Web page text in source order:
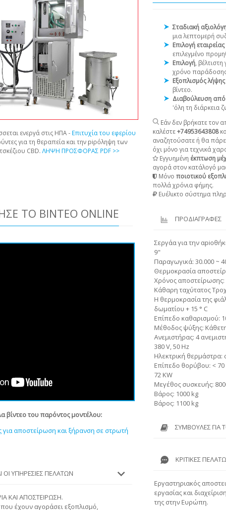
ενεργά στις ΗΠΑ -Επιτυχία του εφερίου
για τη θεραπεία και την piρόληψη των
CBD. ΛΗΨΗ ΠΡΟΣΦΟΡΑΣ PDF >>
Σταδιακή
μια λεπτομερή
Επιλογή εταιρείας
επιλεγμένο
Επιλογή,
χρόνο
Εξοπλισμός
βίντεο.
Διαβούλευση από
'όλη τη διάρκεια
Εάν δεν βρήκατε τον
καλέστε+74953643808
αναζητούσατε ή θα
όχι μόνο για τεχνικά
Εγγυημένη έκπτωση
αγορά στον κατάλογό
Μόνο ποιοτικού
πολλά χρόνια φήμης.
Ευέλικτο σύστημα
ΤΟ ΒΊΝΤΕΟ ONLINE
βίντεο του παρόντος μοντέλου:
αποστείρωση και ξήρανση σε στρωτή
ΟΙ ΥΠΗΡΕΣΊΕΣ ΠΕΛΑΤΏΝ
ΚΑΙ ΑΠΟΣΤΕΙΡΩΣΗ.
έχουν αγοράσει εξοπλισμό,
ΠΡΟΔΙΑΓΡΑΦΕΣ
Σεργάα για την
9"
Παραγωγικά: 30.000 ~
Θερμοκρασία
Χρόνος αποστείρωσης:
Κάθαρη ταχύτατος
Η θερμοκρασία της
δωματίου + 15 ° C
Επίπεδο καθαρισμού:
Μέθοδος ψύξης:
Ανεμιστήρας: 4
380 V, 50 Hz
Ηλεκτρική θερμάστρα:
Επίπεδο θορύβου: < 70
72 KW
Μεγέθος συσκευής:
Βάρος: 1000 kg
Βάρος: 1100 kg
ΣΥΜΒΟΥΛΈΣ ΓΙΑ
ΚΡΙΤΙΚΈΣ
Εργαστηριακός
εργασίας και
της στην Ευρώπη.